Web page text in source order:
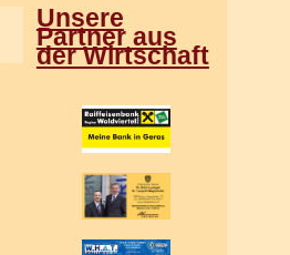
Unsere
Partner aus
der Wirtschaft